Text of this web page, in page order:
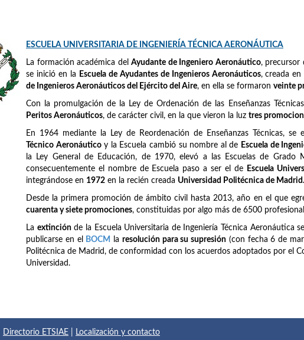
ESCUELA UNIVERSITARIA DE INGENIERÍA TÉCNICA AERONÁUTICA
La formación académica delAyudante de Ingeniero Aeronáutico, precursor
se inició en la
Escuela de Ayudantes de Ingenieros Aeronáuticos, creada en
de Ingenieros Aeronáuticos del Ejército del Aire, en ella se formaron veinte
Con la promulgación de la Ley de Ordenación de las Enseñanzas
Peritos Aeronáuticos, de carácter civil, en la que vieron la luz tres
En 1964 mediante la Ley de Reordenación de Enseñanzas Técnicas, se
Técnico Aeronáuticoy la Escuela cambió su nombre al de Escuela de
la Ley General de Educación, de 1970, elevó a las Escuelas de Grado
consecuentemente el nombre de Escuela paso a ser el de
Escuela
integrándose en 1972 en la recién creada Universidad Politécnica de Madrid.
Desde la primera promoción de ámbito civil hasta 2013, año en el que
cuarenta y siete promociones, constituidas por algo más de 6500
La extinciónde la Escuela Universitaria de Ingeniería Técnica Aeronáutica
publicarse en el
BOCM la resolución para su supresión (con fecha 6 de
Politécnica de Madrid, de conformidad con los acuerdos adoptados por el
Universidad.
Directorio ETSIAE Localización y contacto